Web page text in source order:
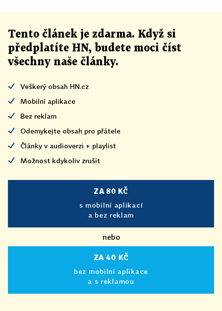
Tento článek je zdarma. Když si
předplatíte HN, budete moci číst
všechny naše články.
Veškerý obsah HN.cz
Mobilní aplikace
Bez reklam
Odemykejte obsah pro přátele
Články v audioverzi + playlist
Možnost kdykoliv zrušit
ZA 80 KČ
s mobilní aplikací
a bez reklam
nebo
ZA 40 KČ
bez mobilní aplikace
a s reklamou